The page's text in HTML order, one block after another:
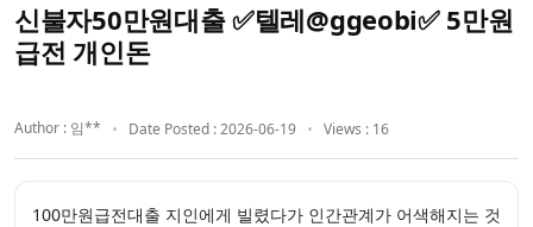
신불자50만원대출 ✅텔레@ggeobi✅ 5만원
급전 개인돈
Author : 임** Date Posted : 2026-06-19 Views : 16
100만원급전대출 지인에게 빌렸다가 인간관계가 어색해지는 것